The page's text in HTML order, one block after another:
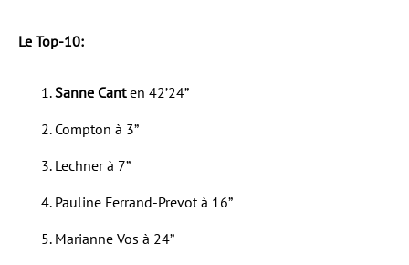
Le Top-10:
Sanne Canten 42’24”
Compton à 3”
Lechner à 7”
Pauline Ferrand-Prevot à 16”
Marianne Vos à 24”